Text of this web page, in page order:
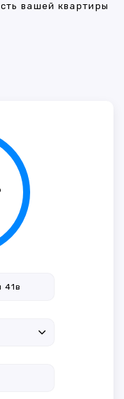
вашей квартиры